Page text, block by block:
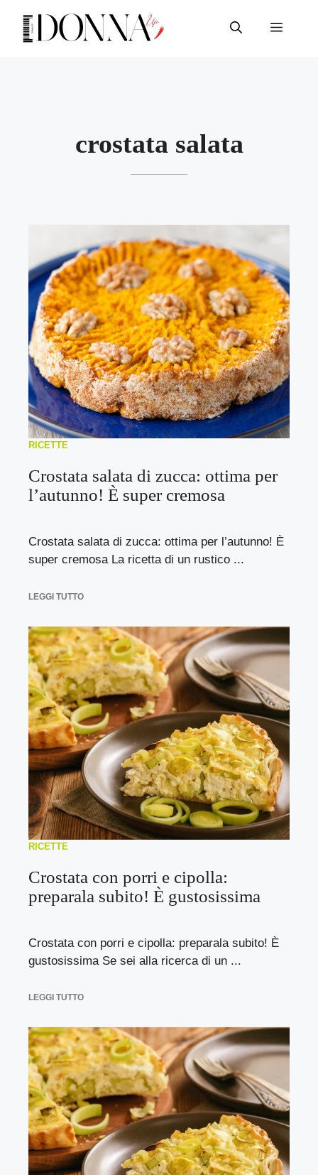
contenuto
Menu
crostata salata
RICETTE
Crostata salata di zucca: ottima per
l’autunno! È super cremosa
Crostata salata di zucca: ottima per l’autunno! È
super cremosa La ricetta di un rustico ...
LEGGI TUTTO
RICETTE
Crostata con porri e cipolla:
preparala subito! È gustosissima
Crostata con porri e cipolla: preparala subito! È
gustosissima Se sei alla ricerca di un ...
LEGGI TUTTO